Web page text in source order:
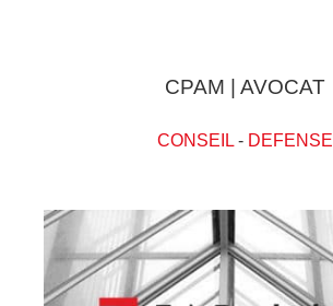
CPAM | AVOCAT
CONSEIL- DEFENSE